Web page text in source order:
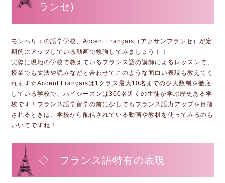
ランセ)
モンペリエの語学学校、Accent Français（アクサンフランセ）が定
期的にアップしている動画で勉強してみましょう！！
実際に現地の学校で教えているフランス語の講師によるレッスンで、
授業でも文法や読みなどと合わせてこのような面白い表現も教えてく
れます☆Accent Françaisは1クラス最大10名までの少人数制を徹底
している学校で、ハイシーズンは300名近くの生徒が学ぶ歴史ある学
校です！フランス語学留学の前に少しでもフランス語力アップを目指
されるときは、学校から配信されている動画や教材を使ってみるのも
いいてですね！
◇ フランス語特有の表現